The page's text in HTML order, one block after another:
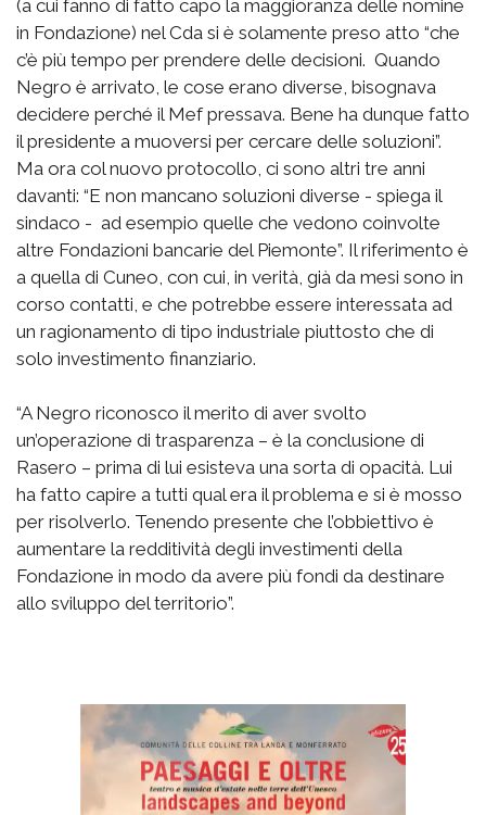
(a cui fanno di fatto capo la maggioranza delle nomine
in Fondazione) nel Cda si è solamente preso atto “che
c’è più tempo per prendere delle decisioni. Quando
Negro è arrivato, le cose erano diverse, bisognava
decidere perché il Mef pressava. Bene ha dunque fatto
il presidente a muoversi per cercare delle soluzioni”.
Ma ora col nuovo protocollo, ci sono altri tre anni
davanti: “E non mancano soluzioni diverse - spiega il
sindaco - ad esempio quelle che vedono coinvolte
altre Fondazioni bancarie del Piemonte”. Il riferimento è
a quella di Cuneo, con cui, in verità, già da mesi sono in
corso contatti, e che potrebbe essere interessata ad
un ragionamento di tipo industriale piuttosto che di
solo investimento finanziario.
“A Negro riconosco il merito di aver svolto
un’operazione di trasparenza – è la conclusione di
Rasero – prima di lui esisteva una sorta di opacità. Lui
ha fatto capire a tutti qual era il problema e si è mosso
per risolverlo. Tenendo presente che l’obbiettivo è
aumentare la redditività degli investimenti della
Fondazione in modo da avere più fondi da destinare
allo sviluppo del territorio”.